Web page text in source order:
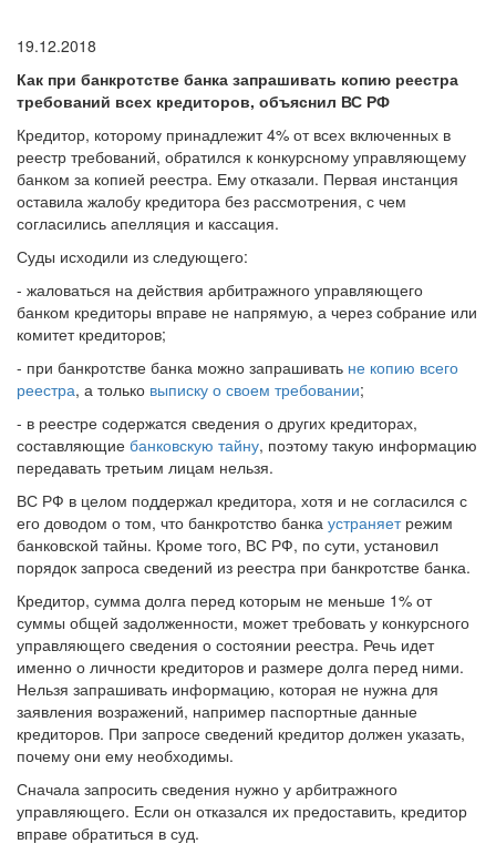
19.12.2018
Как при банкротстве банка запрашивать копию реестра
требований всех кредиторов, объяснил ВС РФ
Кредитор, которому принадлежит 4% от всех включенных в
реестр требований, обратился к конкурсному управляющему
банком за копией реестра. Ему отказали. Первая инстанция
оставила жалобу кредитора без рассмотрения, с чем
согласились апелляция и кассация.
Суды исходили из следующего:
- жаловаться на действия арбитражного управляющего
банком кредиторы вправе не напрямую, а через собрание или
комитет кредиторов;
- при банкротстве банка можно запрашивать не копию всего
реестра, а только выписку о своем требовании;
- в реестре содержатся сведения о других кредиторах,
составляющие банковскую тайну, поэтому такую информацию
передавать третьим лицам нельзя.
ВС РФ в целом поддержал кредитора, хотя и не согласился с
его доводом о том, что банкротство банка устраняетрежим
банковской тайны. Кроме того, ВС РФ, по сути, установил
порядок запроса сведений из реестра при банкротстве банка.
Кредитор, сумма долга перед которым не меньше 1% от
суммы общей задолженности, может требовать у конкурсного
управляющего сведения о состоянии реестра. Речь идет
именно о личности кредиторов и размере долга перед ними.
Нельзя запрашивать информацию, которая не нужна для
заявления возражений, например паспортные данные
кредиторов. При запросе сведений кредитор должен указать,
почему они ему необходимы.
Сначала запросить сведения нужно у арбитражного
управляющего. Если он отказался их предоставить, кредитор
вправе обратиться в суд.